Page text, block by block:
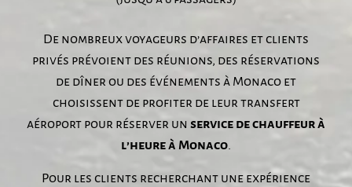
De nombreux voyageurs d’affaires et clients
privés prévoient des réunions, des réservations
de dîner ou des événements à Monaco et
choisissent de profiter de leur transfert
aéroport pour réserver un service de chauffeur à
l’heure à Monaco.
Pour les clients recherchant une expérience